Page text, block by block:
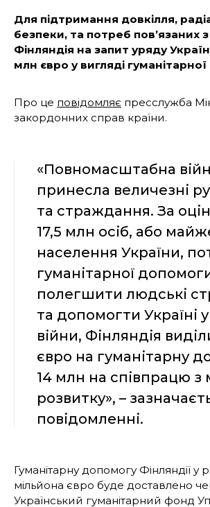
Для підтримання довкілля,
безпеки, та потреб пов’язаних
Фінляндія на запит уряду
млн євро у вигляді
Про це повідомляє пресслужба
закордонних справ країни.
«Повномасштабна
принесла величезні
та страждання. За
17,5 млн осіб, або
населення України,
гуманітарної
полегшити людські
та допомогти Україні
війни, Фінляндія
євро на гуманітарну
14 млн на співпрацю з
розвитку», –
повідомленні.
Гуманітарну допомогу Фінляндії у
мільйона євро буде доставлено
Український гуманітарний фонд